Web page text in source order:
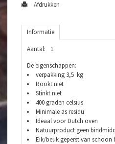
Afdrukken
Informatie
Aantal:
1
De eigenschappen:
verpakking 3,5 kg
Rookt niet
Stinkt niet
400 graden celsius
Minimale as residu
Ideaal voor Dutch oven
Natuurproduct geen
Eik/beuk geperst van schoon